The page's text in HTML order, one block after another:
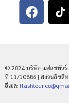
© 2024 บริษัท แฟลชทัวร์
ที่ 11/10886 | สงวนลิขสิท
อีเมล: